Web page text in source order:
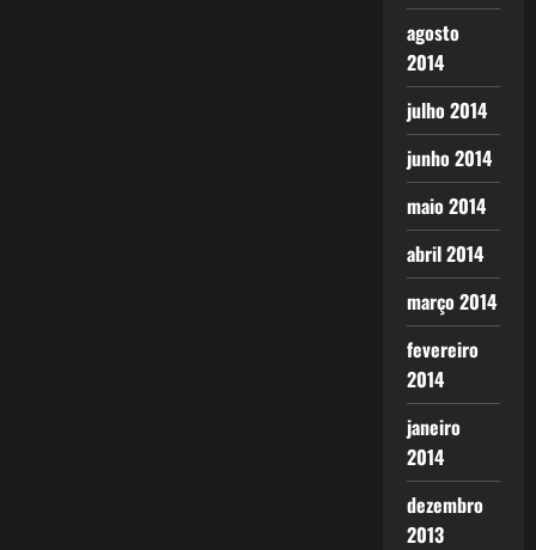
agosto
2014
julho 2014
junho 2014
maio 2014
abril 2014
março 2014
fevereiro
2014
janeiro
2014
dezembro
2013